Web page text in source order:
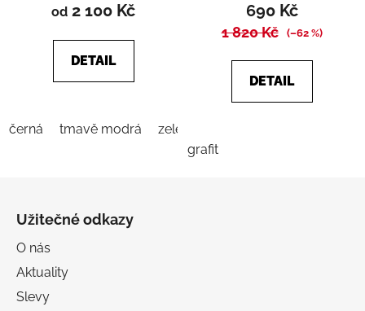
od 2 100 Kč
DETAIL
černá tmavě modrá zelená tmavá
je
4,8
5
690 Kč
1 820 Kč (–62 %)
DETAIL
grafit
Užitečné odkazy
O nás
Aktuality
Slevy